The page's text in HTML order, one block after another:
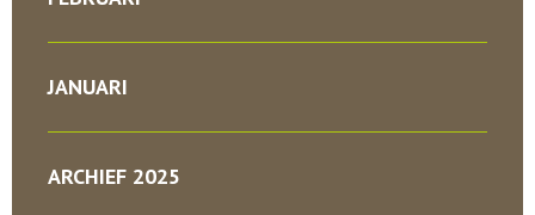
JANUARI
ARCHIEF 2025